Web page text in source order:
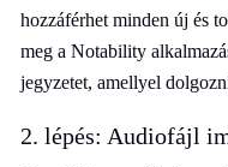
hozzáférhet minden új és
meg a Notability
jegyzetet, amellyel
2. lépés: Audiofájl